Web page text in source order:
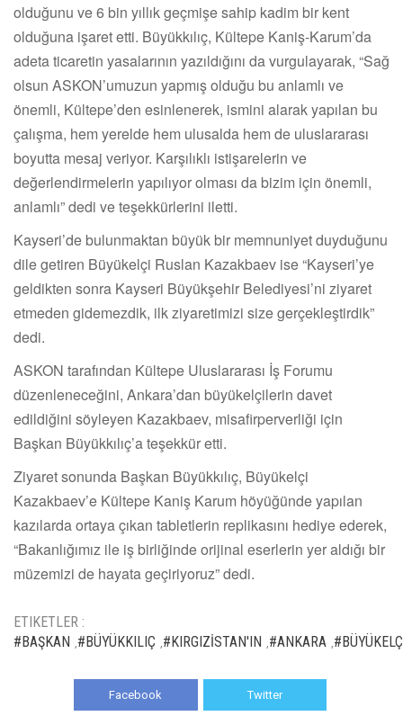
olduğunu ve 6 bin yıllık geçmişe sahip kadim bir kent
olduğuna işaret etti. Büyükkılıç, Kültepe Kaniş-Karum’da
adeta ticaretin yasalarının yazıldığını da vurgulayarak, “Sağ
olsun ASKON’umuzun yapmış olduğu bu anlamlı ve
önemli, Kültepe’den esinlenerek, ismini alarak yapılan bu
çalışma, hem yerelde hem ulusalda hem de uluslararası
boyutta mesaj veriyor. Karşılıklı istişarelerin ve
değerlendirmelerin yapılıyor olması da bizim için önemli,
anlamlı” dedi ve teşekkürlerini iletti.
Kayseri’de bulunmaktan büyük bir memnuniyet duyduğunu
dile getiren Büyükelçi Ruslan Kazakbaev ise “Kayseri’ye
geldikten sonra Kayseri Büyükşehir Belediyesi’ni ziyaret
etmeden gidemezdik, ilk ziyaretimizi size gerçekleştirdik”
dedi.
ASKON tarafından Kültepe Uluslararası İş Forumu
düzenleneceğini, Ankara’dan büyükelçilerin davet
edildiğini söyleyen Kazakbaev, misafirperverliği için
Başkan Büyükkılıç’a teşekkür etti.
Ziyaret sonunda Başkan Büyükkılıç, Büyükelçi
Kazakbaev’e Kültepe Kaniş Karum höyüğünde yapılan
kazılarda ortaya çıkan tabletlerin replikasını hediye ederek,
“Bakanlığımız ile iş birliğinde orijinal eserlerin yer aldığı bir
müzemizi de hayata geçiriyoruz” dedi.
ETIKETLER :
#BAŞKAN #BÜYÜKKILIÇ #KIRGIZİSTAN'IN #ANKARA
Facebook Twitter